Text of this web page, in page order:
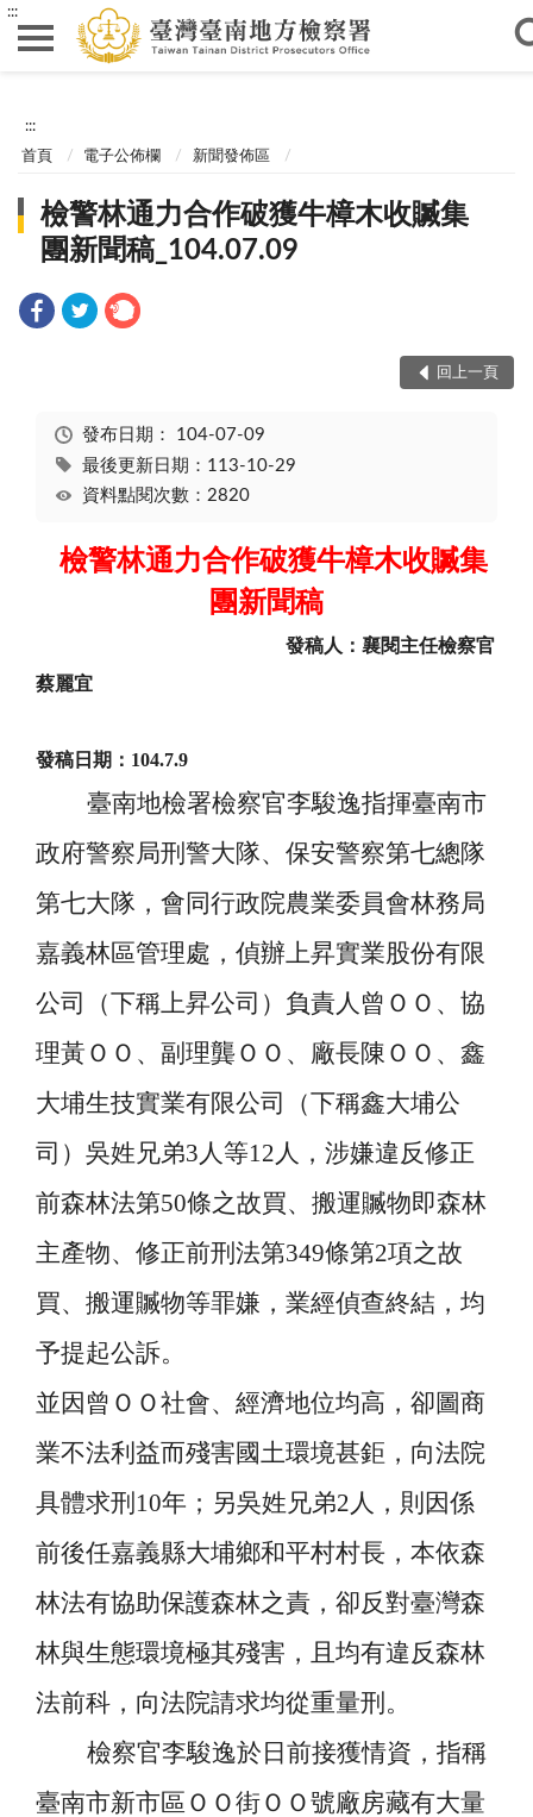
:::
:::
首頁 電子公佈欄 新聞發佈區
檢警林通力合作破獲牛樟木收贓集
團新聞稿_104.07.09
回上一頁
發布日期： 104-07-09
最後更新日期：113-10-29
資料點閱次數：2820
檢警林通力合作破獲牛樟木收贓集
團新聞稿
發稿人：襄閱主任檢察官
蔡麗宜
發稿日期： 104.7.9
臺南地檢署檢察官李駿逸指揮臺南市
政府警察局刑警大隊、保安警察第七總隊
第七大隊，會同行政院農業委員會林務局
嘉義林區管理處，偵辦上昇實業股份有限
公司（下稱上昇公司）負責人曾ＯＯ、協
理黃ＯＯ、副理龔ＯＯ、廠長陳ＯＯ、鑫
大埔生技實業有限公司（下稱鑫大埔公
司）吳姓兄弟3 人等12 人，涉嫌違反修正
前森林法第50條之故買、搬運贓物即森林
主產物、修正前刑法第349條第2項之故
買、搬運贓物等罪嫌，業經偵查終結，均
予提起公訴。
並因曾ＯＯ社會、經濟地位均高，卻圖商
業不法利益而殘害國土環境甚鉅，向法院
具體求刑 10年；另吳姓兄弟2 人，則因係
前後任嘉義縣大埔鄉和平村村長，本依森
林法有協助保護森林之責，卻反對臺灣森
林與生態環境極其殘害，且均有違反森林
法前科，向法院請求均從重量刑。
檢察官李駿逸於日前接獲情資，指稱
臺南市新市區ＯＯ街ＯＯ號廠房藏有大量